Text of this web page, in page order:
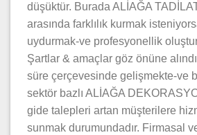
düşüktür. Burada ALİAĞA
arasında farklılık kurmak
uydurmak-ve profesyonellik
Şartlar & amaçlar göz önüne
süre çerçevesinde gelişmekte-ve
sektör bazlı ALİAĞA
gide talepleri artan müşterilere
sunmak durumundadır. Firmasal